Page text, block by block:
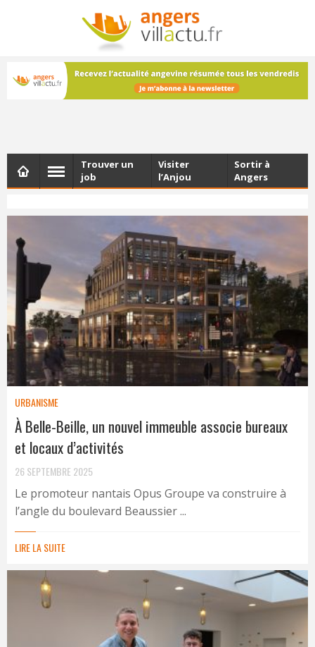
NEWSLETTER
Les dernières actualités d'Angers, chaque vendredi dans
votre boîte e-mail
Trouver un
job
Visiter
l’Anjou
Sortir à
Angers
URBANISME
À Belle-Beille, un nouvel immeuble associe bureaux
et locaux d’activités
26 SEPTEMBRE 2025
Le promoteur nantais Opus Groupe va construire à
l’angle du boulevard Beaussier ...
LIRE LA SUITE